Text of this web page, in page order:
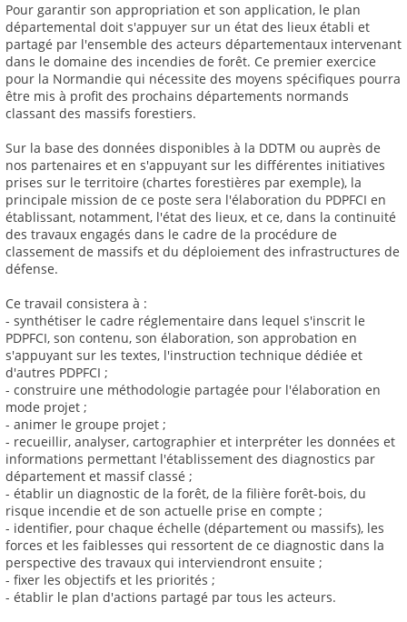
Pour garantir son appropriation et son application, le plan
départemental doit s'appuyer sur un état des lieux établi et
partagé par l'ensemble des acteurs départementaux intervenant
dans le domaine des incendies de forêt. Ce premier exercice
pour la Normandie qui nécessite des moyens spécifiques pourra
être mis à profit des prochains départements normands
classant des massifs forestiers.
Sur la base des données disponibles à la DDTM ou auprès de
nos partenaires et en s'appuyant sur les différentes initiatives
prises sur le territoire (chartes forestières par exemple), la
principale mission de ce poste sera l'élaboration du PDPFCI en
établissant, notamment, l'état des lieux, et ce, dans la continuité
des travaux engagés dans le cadre de la procédure de
classement de massifs et du déploiement des infrastructures de
défense.
Ce travail consistera à :
- synthétiser le cadre réglementaire dans lequel s'inscrit le
PDPFCI, son contenu, son élaboration, son approbation en
s'appuyant sur les textes, l'instruction technique dédiée et
d'autres PDPFCI ;
- construire une méthodologie partagée pour l'élaboration en
mode projet ;
- animer le groupe projet ;
- recueillir, analyser, cartographier et interpréter les données et
informations permettant l'établissement des diagnostics par
département et massif classé ;
- établir un diagnostic de la forêt, de la filière forêt-bois, du
risque incendie et de son actuelle prise en compte ;
- identifier, pour chaque échelle (département ou massifs), les
forces et les faiblesses qui ressortent de ce diagnostic dans la
perspective des travaux qui interviendront ensuite ;
- fixer les objectifs et les priorités ;
- établir le plan d'actions partagé par tous les acteurs.